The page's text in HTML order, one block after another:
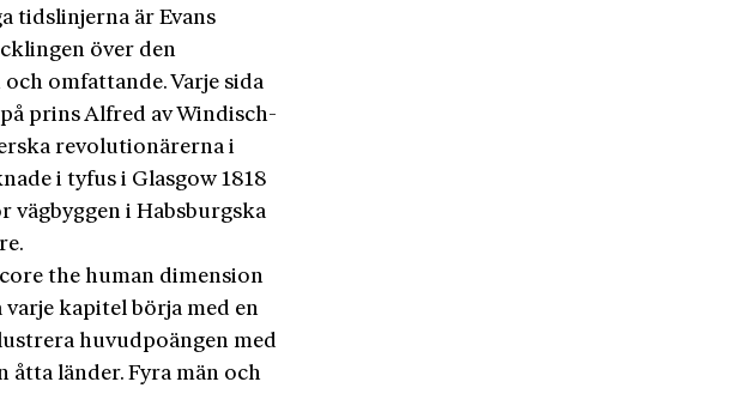
tidslinjerna är Evans
över den
omfattande. Varje sida
prins Alfred av Windisch-
revolutionärerna i
i tyfus i Glasgow 1818
vägbyggen i Habsburgska
the human dimension
kapitel börja med en
huvudpoängen med
länder. Fyra män och